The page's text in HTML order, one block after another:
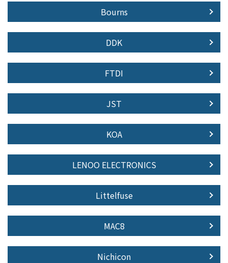
Bourns
DDK
FTDI
JST
KOA
LENOO ELECTRONICS
Littelfuse
MAC8
Nichicon